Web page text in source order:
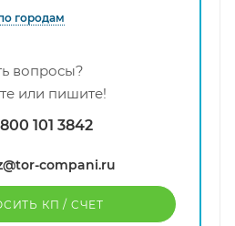
городам
вопросы?
или пишите!
101 3842
compani.ru
КП / CЧЕТ